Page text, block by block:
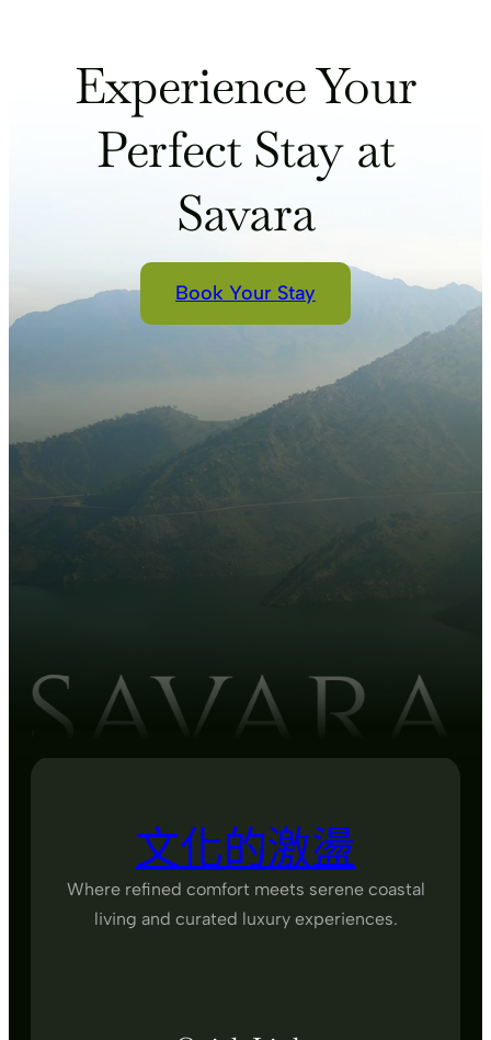
Experience Your
Perfect Stay at
Savara
Book Your Stay
文化的激盪
Where refined comfort meets serene coastal
living and curated luxury experiences.